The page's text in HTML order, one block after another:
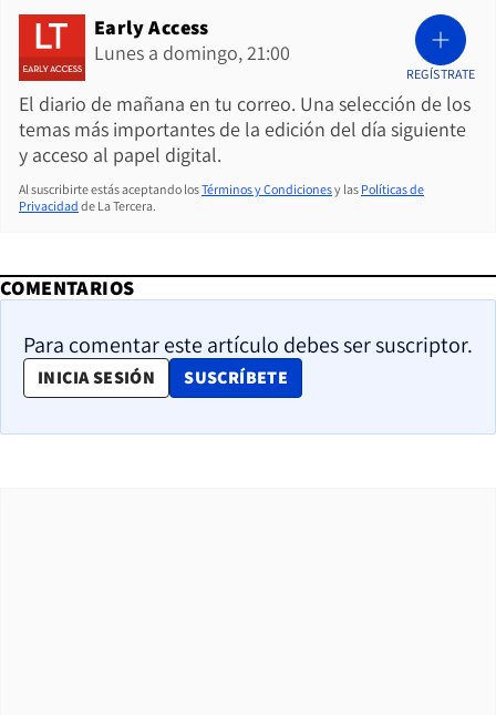
Early Access
Lunes a domingo, 21:00
El diario de mañana en tu correo. Una selección de los
temas más importantes de la edición del día siguiente
y acceso al papel digital.
REGÍSTRATE
Al suscribirte estás aceptando losTérminos y Condicionesy las Políticas de
Privacidad de La Tercera.
COMENTARIOS
Para comentar este artículo debes ser suscriptor.
INICIA SESIÓN SUSCRÍBETE
OPENS IN NEW WINDOW